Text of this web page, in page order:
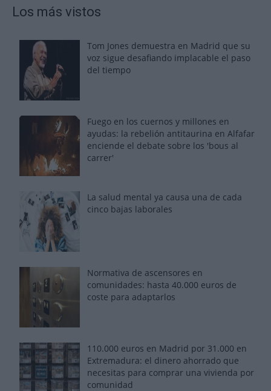
Los más vistos
Tom Jones demuestra en Madrid que su
voz sigue desafiando implacable el paso
del tiempo
Fuego en los cuernos y millones en
ayudas: la rebelión antitaurina en Alfafar
enciende el debate sobre los 'bous al
carrer'
La salud mental ya causa una de cada
cinco bajas laborales
Normativa de ascensores en
comunidades: hasta 40.000 euros de
coste para adaptarlos
110.000 euros en Madrid por 31.000 en
Extremadura: el dinero ahorrado que
necesitas para comprar una vivienda por
comunidad